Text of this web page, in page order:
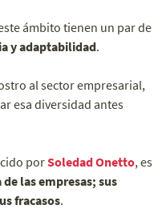
ámbito tienen un par de
y adaptabilidad.
al sector empresarial,
esa diversidad antes
porSoledad Onetto, es
de las empresas; sus
fracasos.